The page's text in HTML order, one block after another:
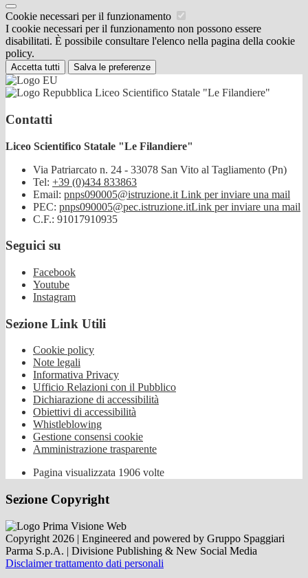
Cookie necessari per il funzionamento
I cookie necessari per il funzionamento non possono essere
disabilitati. È possibile consultare l'elenco nella pagina della cookie
policy.
Accetta tutti Salva le preferenze
Liceo Scientifico Statale "Le Filandiere"
Contatti
Liceo Scientifico Statale "Le Filandiere"
Via Patriarcato n. 24 - 33078 San Vito al Tagliamento (Pn)
Tel: +39 (0)434 833863
Email: pnps090005@istruzione.it Link per inviare una mail
PEC: pnps090005@pec.istruzione.itLink per inviare una mail
C.F.: 91017910935
Seguici su
Facebook
Youtube
Instagram
Sezione Link Utili
Cookie policy
Note legali
Informativa Privacy
Ufficio Relazioni con il Pubblico
Dichiarazione di accessibilità
Obiettivi di accessibilità
Whistleblowing
Gestione consensi cookie
Amministrazione trasparente
Pagina visualizzata 1906 volte
Sezione Copyright
Copyright 2026 | Engineered and powered by Gruppo Spaggiari
Parma S.p.A. | Divisione Publishing & New Social Media
Disclaimer trattamento dati personali